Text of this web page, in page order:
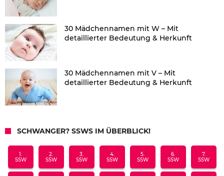
30 Mädchennamen mit W – Mit
detaillierter Bedeutung & Herkunft
30 Mädchennamen mit V – Mit
detaillierter Bedeutung & Herkunft
SCHWANGER? SSWS IM ÜBERBLICK!
1.
SSW
2.
SSW
3.
SSW
4.
SSW
5.
SSW
6.
SSW
7.
SSW